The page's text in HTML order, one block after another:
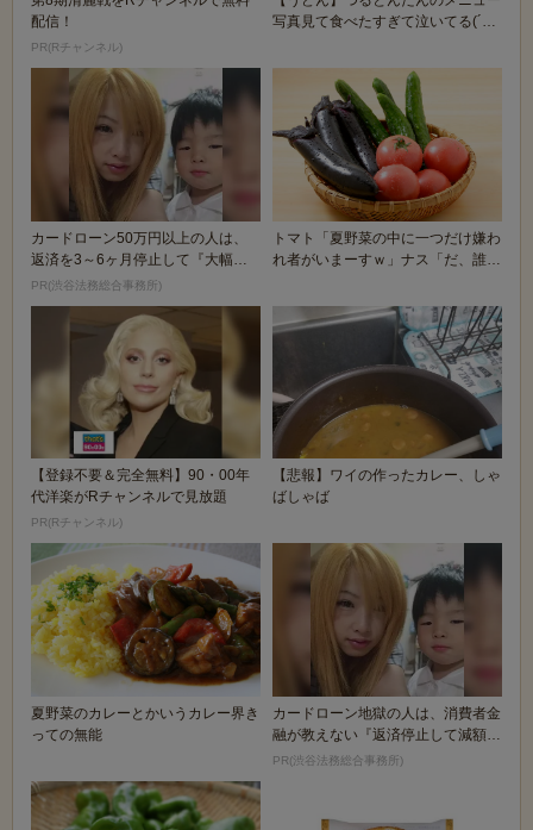
配信！
PR(Rチャンネル)
写真見て食べたすぎて泣いてる(´；
カードローン50万円以上の人は、
返済を3～6ヶ月停止して『大幅に
減額してから返済...
PR(渋谷法務総合事務所)
トマト「夏野菜の中に一つだけ嫌わ
れ者がいまーすｗ」ナス「だ、誰の
【登録不要＆完全無料】90・00年
代洋楽がRチャンネルで見放題
PR(Rチャンネル)
【悲報】ワイの作ったカレー、しゃ
ばしゃば
夏野菜のカレーとかいうカレー界き
っての無能
カードローン地獄の人は、消費者金
融が教えない『返済停止して減額・
免除する方法』で...
PR(渋谷法務総合事務所)